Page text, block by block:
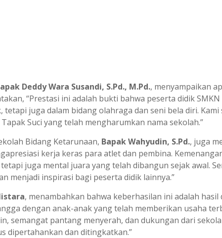
Deddy Wara Susandi, S.Pd., M.Pd., menyampaikan
“Prestasi ini adalah bukti bahwa peserta didik
tetapi juga dalam bidang olahraga dan seni bela diri.
Suci yang telah mengharumkan nama sekolah.”
Bidang Ketarunaan, Bapak Wahyudin, S.Pd., juga
kerja keras para atlet dan pembina.
juga mental juara yang telah dibangun sejak awal.
menjadi inspirasi bagi peserta didik lainnya.”
, menambahkan bahwa keberhasilan ini adalah hasil
dengan anak-anak yang telah memberikan usaha
semangat pantang menyerah, dan dukungan dari
dipertahankan dan ditingkatkan.”